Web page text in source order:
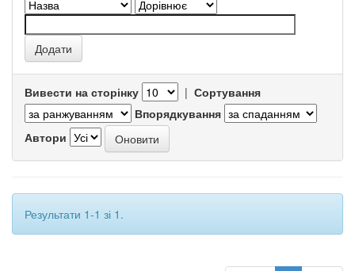
Вивести на сторінку | Сортування
Впорядкування
Автори
Результати 1-1 зі 1.